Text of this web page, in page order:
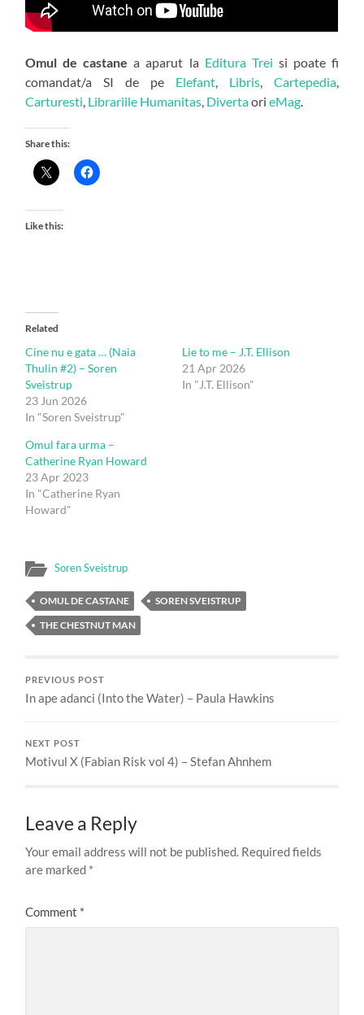
Omul de castane a aparut la Editura Trei si poate fi
comandat/a SI de pe Elefant, Libris, Cartepedia,
Carturesti Librariile Humanitas DivertaorieMag
Share this:
Like this:
Related
Cine nu e gata … (Naia
Thulin #2) – Soren
Sveistrup
23 Jun 2026
In "Soren Sveistrup"
Lie to me – J.T. Ellison
21 Apr 2026
In "J.T. Ellison"
Omul fara urma –
Catherine Ryan Howard
23 Apr 2023
In "Catherine Ryan
Howard"
Soren Sveistrup
OMUL DE CASTANE
SOREN SVEISTRUP
THE CHESTNUT MAN
PREVIOUS POST
In ape adanci (Into the Water) – Paula Hawkins
NEXT POST
Motivul X (Fabian Risk vol 4) – Stefan Ahnhem
Leave a Reply
Your email address will not be published. Required fields
are marked *
Comment *